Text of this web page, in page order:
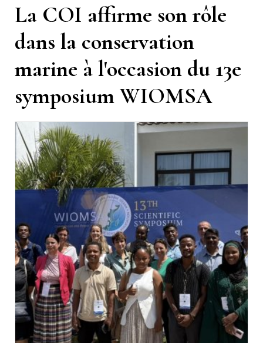
La COI affirme son rôle
dans la conservation
marine à l'occasion du 13e
symposium WIOMSA